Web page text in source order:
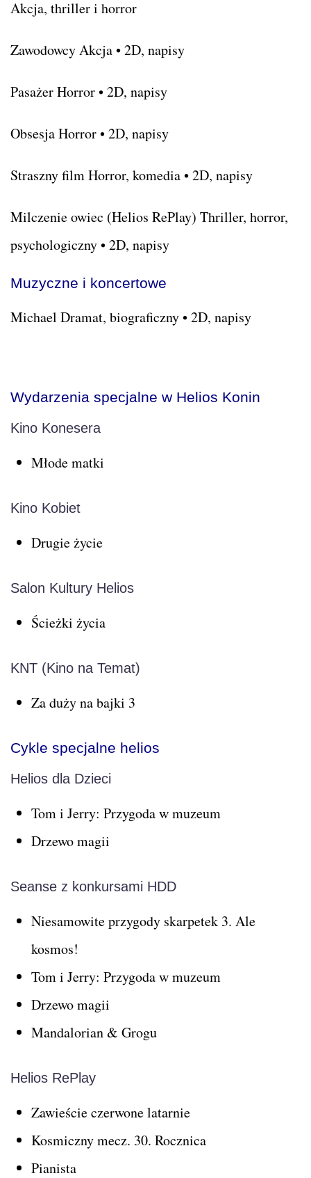
Akcja, thriller i horror
Zawodowcy Akcja • 2D, napisy
Pasażer Horror • 2D, napisy
Obsesja Horror • 2D, napisy
Straszny film Horror, komedia • 2D, napisy
Milczenie owiec (Helios RePlay) Thriller, horror,
psychologiczny • 2D, napisy
Muzyczne i koncertowe
Michael Dramat, biograficzny • 2D, napisy
Wydarzenia specjalne w Helios Konin
Kino Konesera
Młode matki
Kino Kobiet
Drugie życie
Salon Kultury Helios
Ścieżki życia
KNT (Kino na Temat)
Za duży na bajki 3
Cykle specjalne helios
Helios dla Dzieci
Tom i Jerry: Przygoda w muzeum
Drzewo magii
Seanse z konkursami HDD
Niesamowite przygody skarpetek 3. Ale
kosmos!
Tom i Jerry: Przygoda w muzeum
Drzewo magii
Mandalorian & Grogu
Helios RePlay
Zawieście czerwone latarnie
Kosmiczny mecz. 30. Rocznica
Pianista